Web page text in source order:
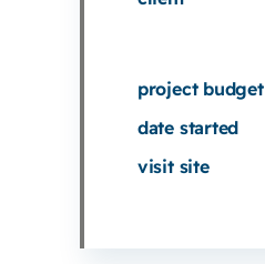
project budget
date started
visit site